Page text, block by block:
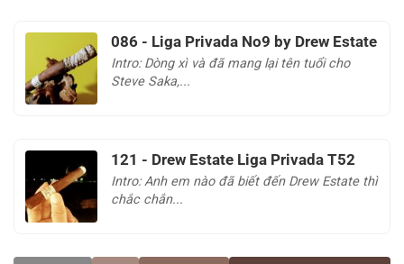
086 - Liga Privada No9 by Drew Estate
Intro: Dòng xì và đã mang lại tên tuổi cho
Steve Saka,...
121 - Drew Estate Liga Privada T52
Intro: Anh em nào đã biết đến Drew Estate thì
chắc chắn...